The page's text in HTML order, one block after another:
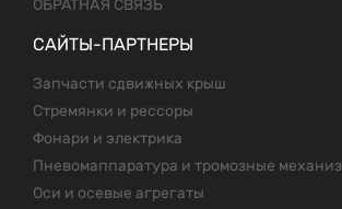
ОБРАТНАЯ СВЯЗЬ
САЙТЫ-ПАРТНЕРЫ
Запчасти сдвижных крыш
Стремянки и рессоры
Фонари и электрика
Пневомаппаратура и тромозные
Оси и осевые агрегаты